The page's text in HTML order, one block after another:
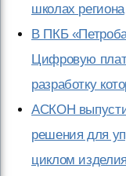
школах региона
В ПКБ
Цифровую
разработку
АСКОН
решения для
циклом изделия